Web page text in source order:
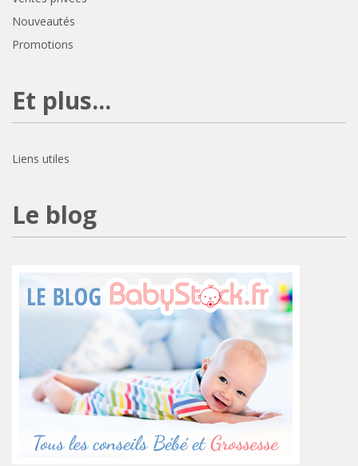
Nouveautés
Promotions
Et plus...
Liens utiles
Le blog